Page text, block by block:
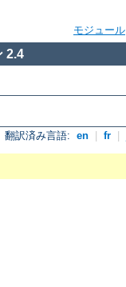
モジュール
2.4
翻訳済み言語: en fr